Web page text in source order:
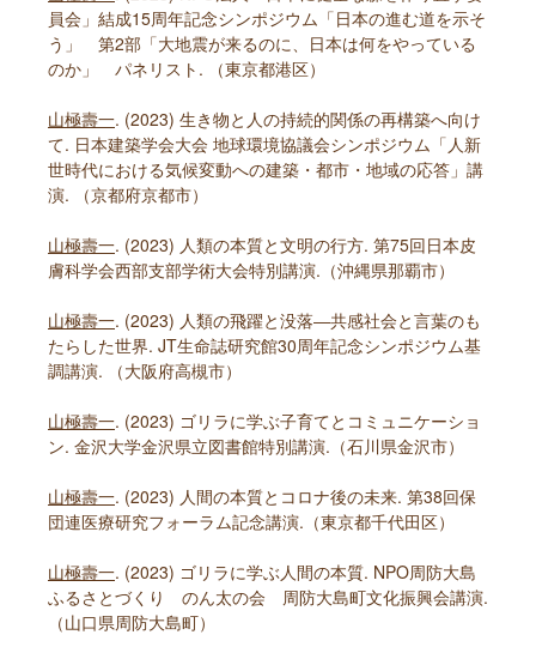
員会」結成15周年記念シンポジウム「日本の進む道を示そ
う」 第2部「大地震が来るのに、日本は何をやっている
のか」 パネリスト. （東京都港区）
山極壽一. (2023) 生き物と人の持続的関係の再構築へ向け
て. 日本建築学会大会 地球環境協議会シンポジウム「人新
世時代における気候変動への建築・都市・地域の応答」講
演. （京都府京都市）
山極壽一. (2023) 人類の本質と文明の行方. 第75回日本皮
膚科学会西部支部学術大会特別講演.（沖縄県那覇市）
山極壽一. (2023) 人類の飛躍と没落―共感社会と言葉のも
たらした世界. JT生命誌研究館30周年記念シンポジウム基
調講演. （大阪府高槻市）
山極壽一. (2023) ゴリラに学ぶ子育てとコミュニケーショ
ン. 金沢大学金沢県立図書館特別講演.（石川県金沢市）
山極壽一. (2023) 人間の本質とコロナ後の未来. 第38回保
団連医療研究フォーラム記念講演.（東京都千代田区）
山極壽一. (2023) ゴリラに学ぶ人間の本質. NPO周防大島
ふるさとづくり のん太の会 周防大島町文化振興会講演.
（山口県周防大島町）